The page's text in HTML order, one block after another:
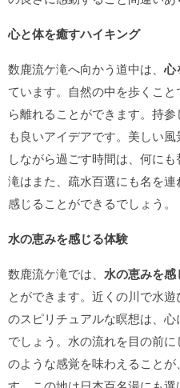
心と体を癒すハイキング
数鹿流ケ滝へ向かう道中は、心
ています。自然の中を歩くこ
ら離れることができます。持
も良いアイデアです。美しい
しながら過ごす時間は、何に
滝はまた、疏水百選にも名を
感じることができるでしょう。
水の恵みを感じる体験
数鹿流ケ滝では、 水の恵みを感
とができます。近くの川で水
のスピリチュアルな瞑想は、
でしょう。水の流れを目の前
のような感覚を味わえること